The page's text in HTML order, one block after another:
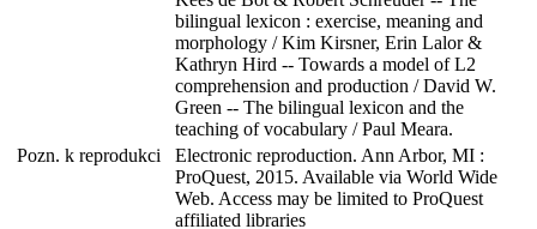
bilingual lexicon : exercise, meaning and
morphology / Kim Kirsner, Erin Lalor &
Kathryn Hird -- Towards a model of L2
comprehension and production / David W.
Green -- The bilingual lexicon and the
teaching of vocabulary / Paul Meara.
Pozn. k reprodukci
Electronic reproduction. Ann Arbor, MI :
ProQuest, 2015. Available via World Wide
Web. Access may be limited to ProQuest
affiliated libraries